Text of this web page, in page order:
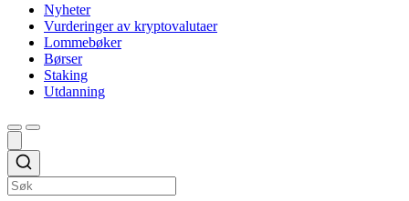
Nyheter
Vurderinger av kryptovalutaer
Lommebøker
Børser
Staking
Utdanning